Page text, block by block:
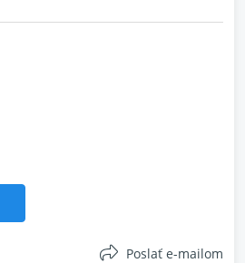
Poslať e-mailom